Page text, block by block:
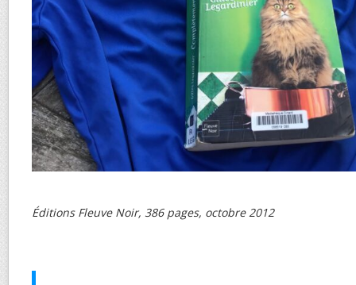
Éditions Fleuve Noir, 386 pages, octobre 2012